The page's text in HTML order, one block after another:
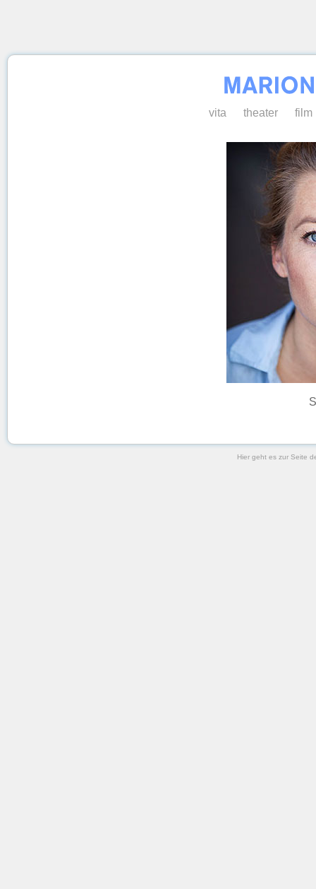
vita theater film
Hier geht es zur Seite